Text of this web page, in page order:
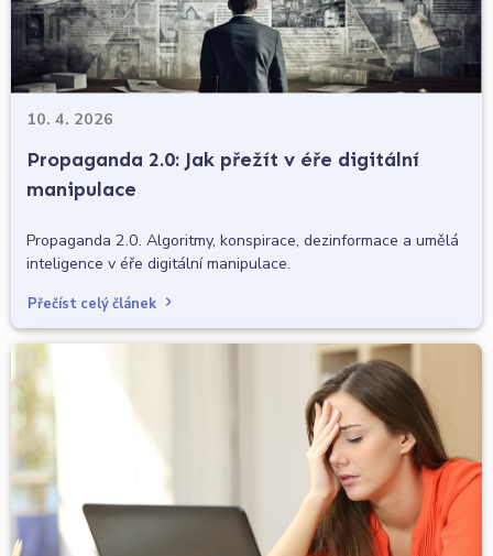
10. 4. 2026
Propaganda 2.0: Jak přežít v éře digitální
manipulace
Propaganda 2.0. Algoritmy, konspirace, dezinformace a umělá
inteligence v éře digitální manipulace.
Přečíst celý článek